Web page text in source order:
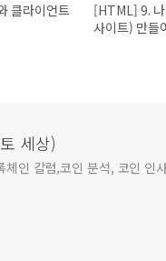
클라이언트
[HTML] 9.
사이트) 만들
세상)
체인 칼럼,코인 분석, 코인 인